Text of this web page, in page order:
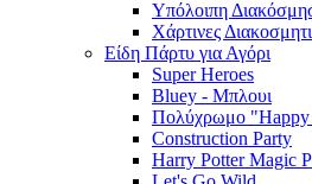
Υπόλοιπη
Χάρτινες
Είδη Πάρτυ για Αγόρι
Super Heroes
Bluey - Μπλουι
Πολύχρωμο
Construction Party
Harry Potter Magic